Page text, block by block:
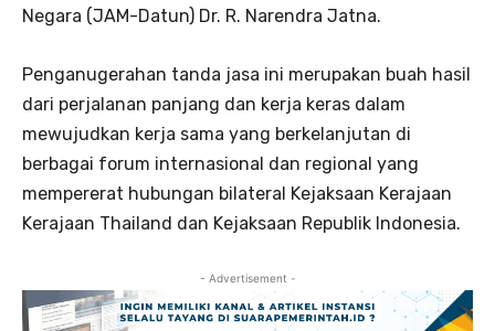
Negara (JAM-Datun) Dr. R. Narendra Jatna.
Penganugerahan tanda jasa ini merupakan buah hasil
dari perjalanan panjang dan kerja keras dalam
mewujudkan kerja sama yang berkelanjutan di
berbagai forum internasional dan regional yang
mempererat hubungan bilateral Kejaksaan Kerajaan
Kerajaan Thailand dan Kejaksaan Republik Indonesia.
- Advertisement -